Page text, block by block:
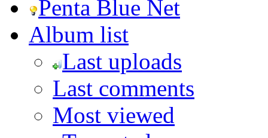
Penta Blue Net
Album list
Last uploads
Last comments
Most viewed